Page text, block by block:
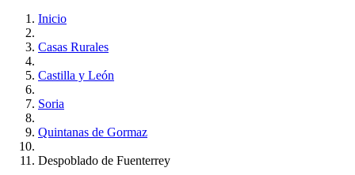
Inicio
Casas Rurales
Castilla y León
Soria
Quintanas de Gormaz
Despoblado de Fuenterrey